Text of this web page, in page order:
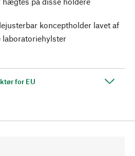
konceptholder lavet af
for EU